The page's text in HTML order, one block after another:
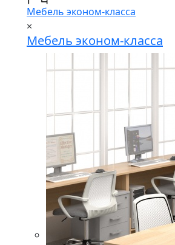
Мебель эконом-класса
×
Мебель эконом-класса